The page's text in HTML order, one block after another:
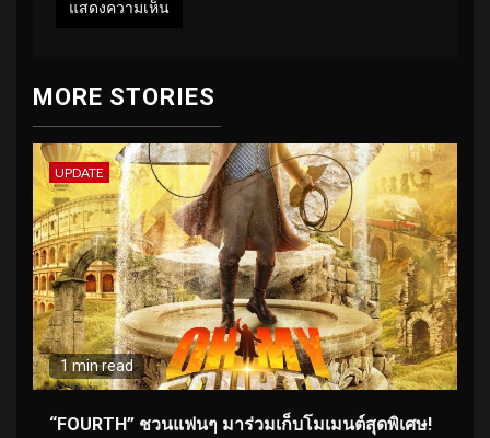
MORE STORIES
UPDATE
1 min read
“FOURTH” ชวนแฟนๆ มาร่วมเก็บโมเมนต์สุดพิเศษ!